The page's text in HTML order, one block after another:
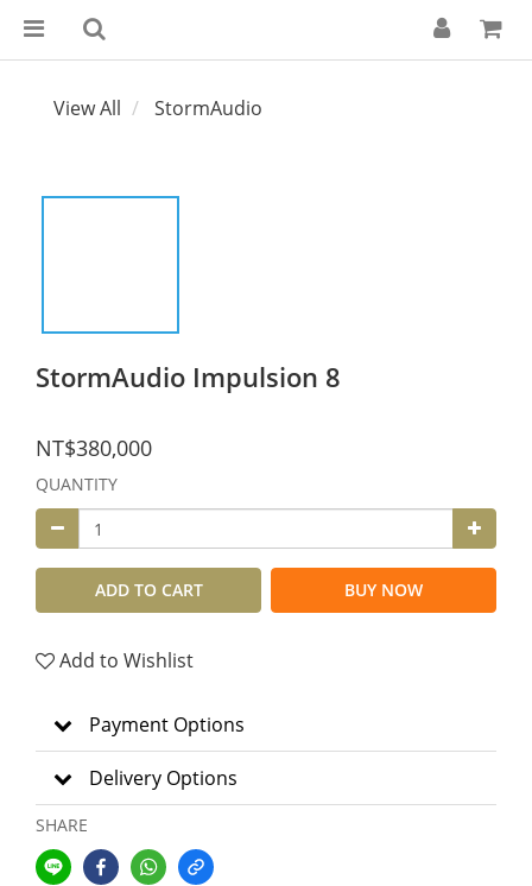
View All StormAudio
StormAudio Impulsion 8
NT$380,000
QUANTITY
ADD TO CART BUY NOW
Add to Wishlist
Payment Options
Delivery Options
SHARE